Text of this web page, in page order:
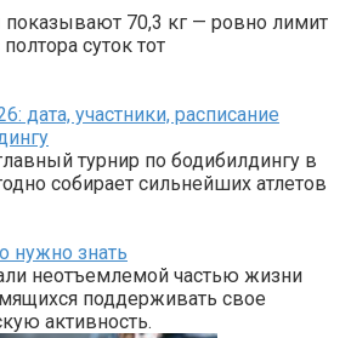
70,3 кг — ровно лимит
суток тот
дата, участники, расписание
турнир по бодибилдингу в
собирает сильнейших атлетов
нужно знать
неотъемлемой частью жизни
поддерживать свое
активность.